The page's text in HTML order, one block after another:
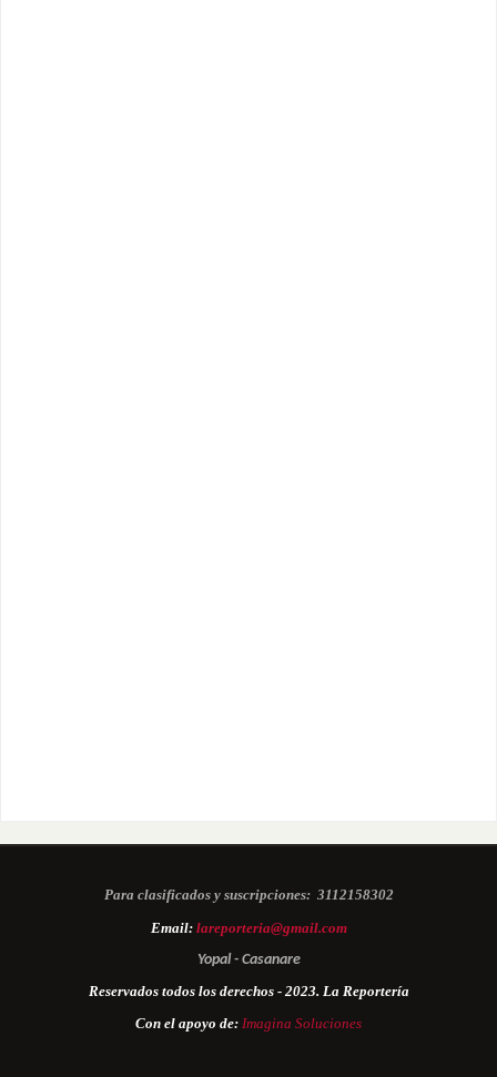
Para clasificados y suscripciones: 3112158302
Email: lareporteria@gmail.com
Yopal - Casanare
Reservados todos los derechos - 2023. La Reportería
Con el apoyo de: Imagina Soluciones